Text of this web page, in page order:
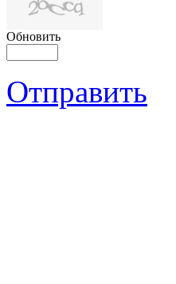
Обновить
Отправить